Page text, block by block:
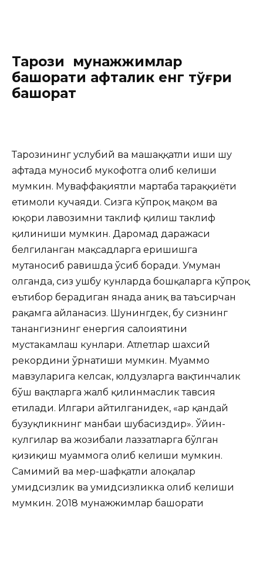
Тарози мунажжимлар
башорати ҳафталик енг тўғри
башорат
Тарозининг услубий ва машаққатли иши шу
ҳафтада муносиб мукофотга олиб келиши
мумкин. Муваффақиятли мартаба тараққиёти
еҳтимоли кучаяди. Сизга кўпроқ мақом ва
юқори лавозимни таклиф қилиш таклиф
қилиниши мумкин. Даромад даражаси
белгиланган мақсадларга еришишга
мутаносиб равишда ўсиб боради. Умуман
олганда, сиз ушбу кунларда бошқаларга кўпроқ
еътибор берадиган янада аниқ ва таъсирчан
рақамга айланасиз. Шунингдек, бу сизнинг
танангизнинг енергия салоҳиятини
мустаҳкамлаш кунлари. Атлетлар шахсий
рекордини ўрнатиши мумкин. Муаммо
мавзуларига келсак, юлдузларга вақтинчалик
бўш вақтларга жалб қилинмаслик тавсия
етилади. Илгари айтилганидек, «ҳар қандай
бузуқликнинг манбаи шубҳасиздир». Ўйин-
кулгилар ва жозибали лаззатларга бўлган
қизиқиш муаммога олиб келиши мумкин.
Самимий ва меҳр-шафқатли алоқалар
умидсизлик ва умидсизликка олиб келиши
мумкин. 2018 мунажжимлар башорати